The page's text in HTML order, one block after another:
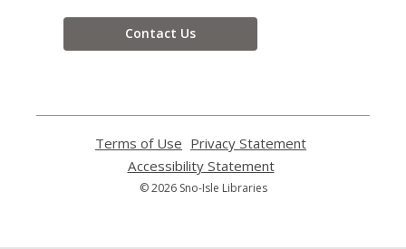
Contact Us
Terms of Use
opens
a
new
Privacy Statement
Accessibility Statement,
© 2026 Sno-Isle Libraries